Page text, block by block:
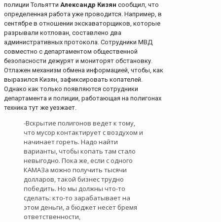
полиции Тольятти Александр Кизян сообщил, что
определенная работа уже проводится. Например, в
сентябре в отношении экскаваторщиков, которые
разрывали котлован, составлено два
административных протокола. Сотрудники МВД
совместно с департаментом общественной
безопасности дежурят и мониторят обстановку.
Отлажен механизм обмена информацией, чтобы, как
выразился Кизян, зафиксировать копателей.
Однако как только появляются сотрудники
департамента и полиции, работающая на полигонах
техника тут же уезжает.
-Вскрытие полигонов ведет к тому,
что мусор контактирует с воздухом и
начинает гореть. Надо найти
варианты, чтобы копать там стало
невыгодно. Пока же, если с одного
КАМАЗа можно получить тысячи
долларов, такой бизнес трудно
победить. Но мы должны что-то
сделать: кто-то зарабатывает на
этом деньги, а бюджет несет бремя
ответственности,